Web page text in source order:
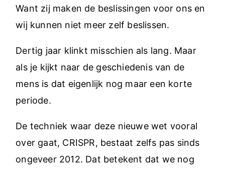
Want zij maken de beslissingen voor ons en
wij kunnen niet meer zelf beslissen.
Dertig jaar klinkt misschien als lang. Maar
als je kijkt naar de geschiedenis van de
mens is dat eigenlijk nog maar een korte
periode.
De techniek waar deze nieuwe wet vooral
over gaat, CRISPR, bestaat zelfs pas sinds
ongeveer 2012. Dat betekent dat we nog